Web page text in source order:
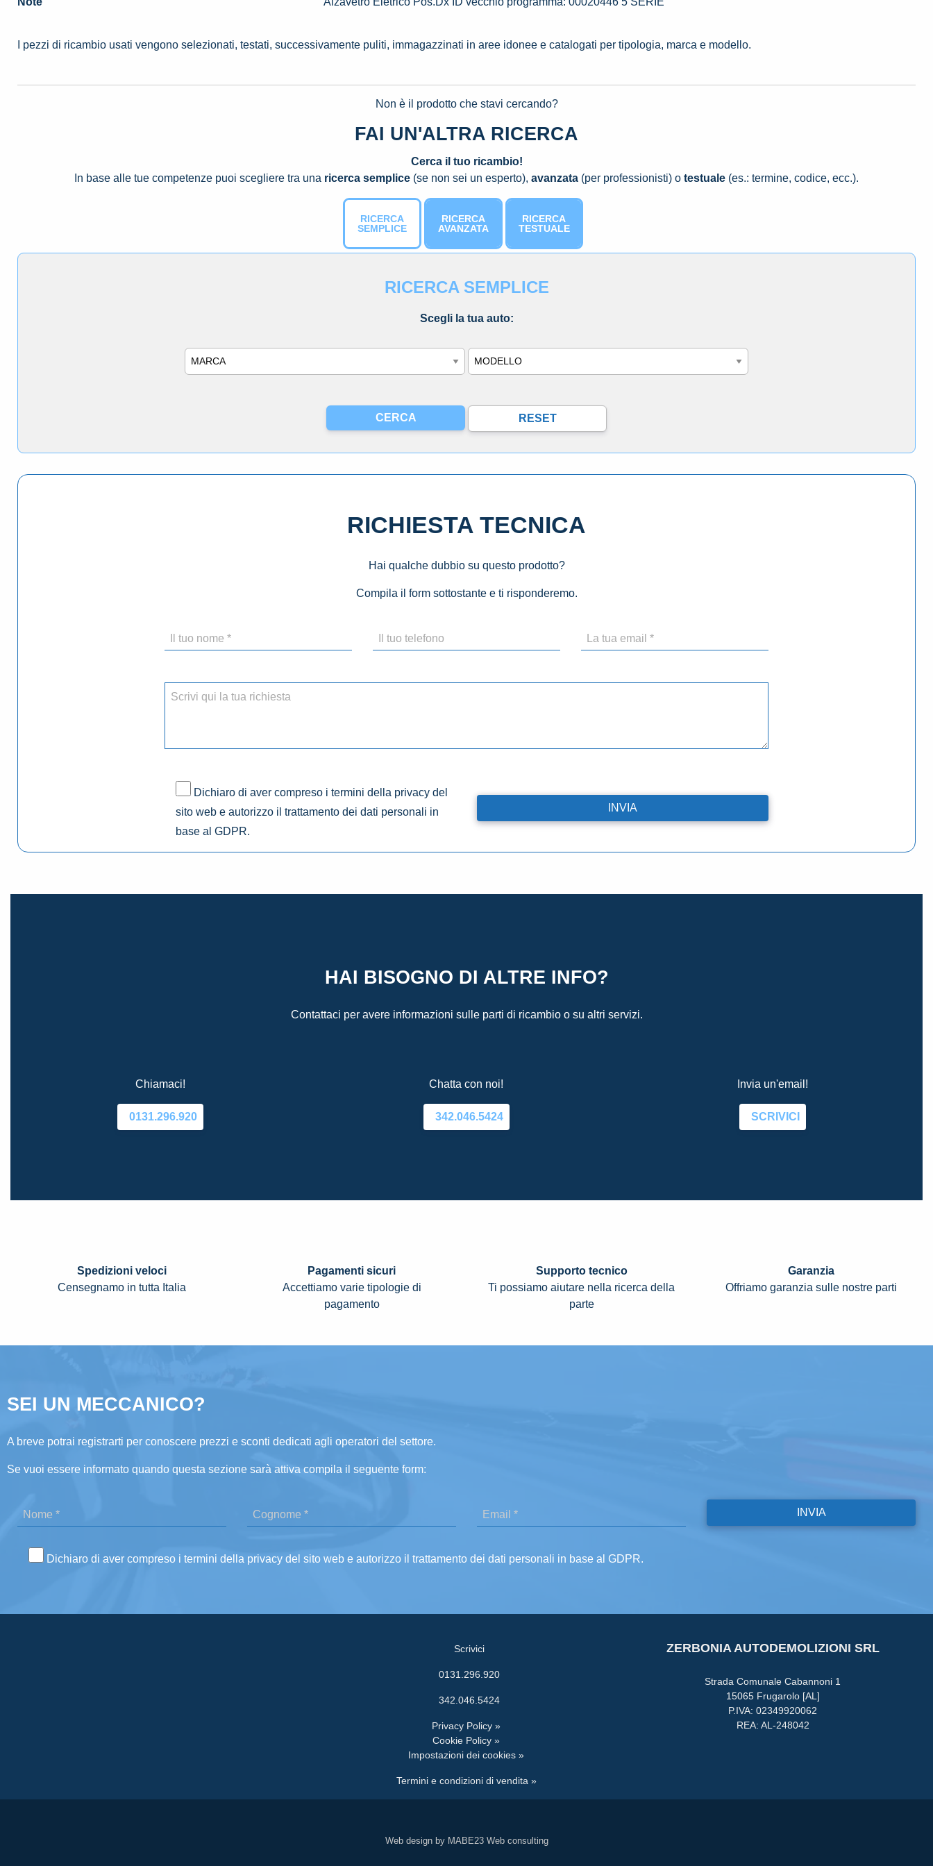
I pezzi di ricambio usati vengono selezionati, testati, successivamente puliti, immagazzinati in aree idonee e catalogati per tipologia, marca e modello.
Non è il prodotto che stavi cercando?
FAI UN'ALTRA RICERCA
Cerca il tuo ricambio!
In base alle tue competenze puoi scegliere tra una ricerca semplice (se non sei un esperto), avanzata (per professionisti) o testuale (es.: termine, codice, ecc.).
RICERCA
SEMPLICE
RICERCA
AVANZATA
RICERCA
TESTUALE
RICERCA SEMPLICE
Scegli la tua auto:
Marca Modello
RICHIESTA TECNICA
Hai qualche dubbio su questo prodotto?
Compila il form sottostante e ti risponderemo.
Dichiaro di aver compreso i termini della privacy del
sito web e autorizzo il trattamento dei dati personali in
base al GDPR.
HAI BISOGNO DI ALTRE INFO?
Contattaci per avere informazioni sulle parti di ricambio o su altri servizi.
Chiamaci!
0131.296.920
Chatta con noi!
342.046.5424
Invia un'email!
SCRIVICI
Spedizioni veloci
Censegnamo in tutta Italia
Pagamenti sicuri
Accettiamo varie tipologie di
pagamento
Supporto tecnico
Ti possiamo aiutare nella ricerca della
parte
Garanzia
Offriamo garanzia sulle nostre parti
SEI UN MECCANICO?
A breve potrai registrarti per conoscere prezzi e sconti dedicati agli operatori del settore.
Se vuoi essere informato quando questa sezione sarà attiva compila il seguente form:
Dichiaro di aver compreso i termini della privacy del sito web e autorizzo il trattamento dei dati personali in base al GDPR.
Scrivici
0131.296.920
342.046.5424
Privacy Policy »
Cookie Policy »
Impostazioni dei cookies »
Termini e condizioni di vendita »
ZERBONIA AUTODEMOLIZIONI SRL
Strada Comunale Cabannoni 1
15065 Frugarolo [AL]
P.IVA: 02349920062
REA: AL-248042
Web design by MABE23 Web consulting